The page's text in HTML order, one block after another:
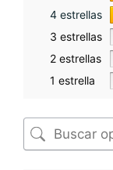
4 estrellas
3 estrellas
2 estrellas
1 estrella